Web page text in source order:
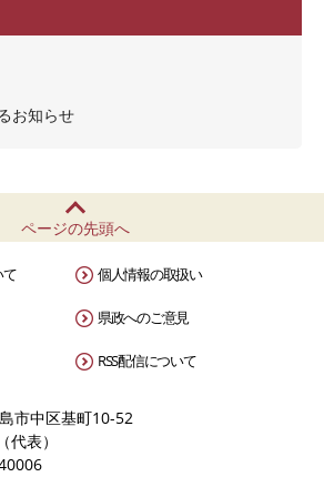
お知らせ
ページの先頭へ
個人情報の取扱い
県政へのご意見
RSS配信について
市中区基町10-52
表）